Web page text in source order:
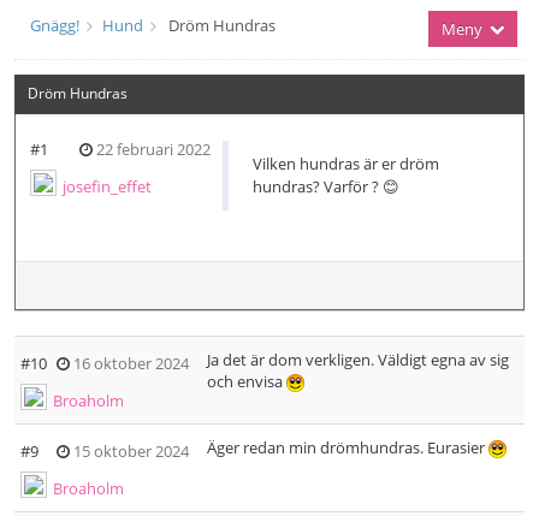
Gnägg! Hund Dröm Hundras Meny
Dröm Hundras
22 februari 2022
#1
josefin_effet
Vilken hundras är er dröm
hundras? Varför ? 😊
16 oktober 2024
#10
Broaholm
Ja det är dom verkligen. Väldigt egna av sig
och envisa
15 oktober 2024
#9
Broaholm
Äger redan min drömhundras. Eurasier